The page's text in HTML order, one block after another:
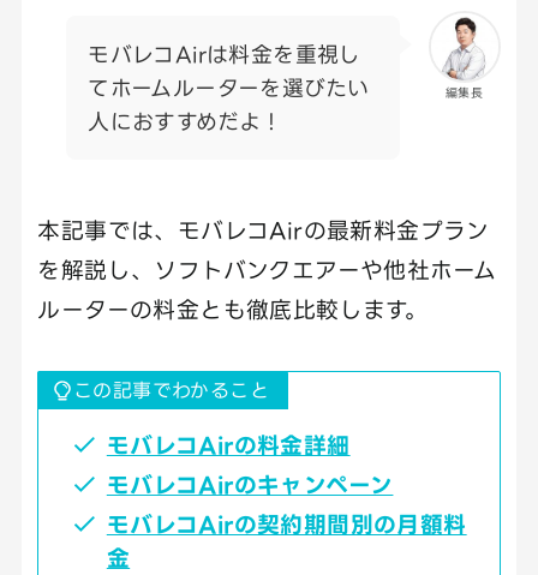
編集長
モバレコAirは料金を重視し
てホームルーターを選びたい
人におすすめだよ！
本記事では、モバレコAirの最新料金プラン
を解説し、ソフトバンクエアーや他社ホーム
ルーターの料金とも徹底比較します。
この記事でわかること
モバレコAirの料金詳細
モバレコAirのキャンペーン
モバレコAirの契約期間別の月額料
金